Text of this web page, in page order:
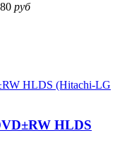
руб
HLDS